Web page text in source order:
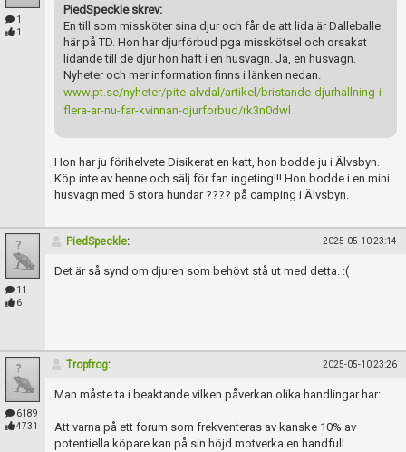
1
1
PiedSpeckle skrev:
En till som missköter sina djur och får de att lida är Dalleballe
här på TD. Hon har djurförbud pga misskötsel och orsakat
lidande till de djur hon haft i en husvagn. Ja, en husvagn.
Nyheter och mer information finns i länken nedan.
www.pt.se/nyheter/pite-alvdal/artikel/bristande-djurhallning-i-
flera-ar-nu-far-kvinnan-djurforbud/rk3n0dwl
Hon har ju förihelvete Disikerat en katt, hon bodde ju i Älvsbyn.
Köp inte av henne och sälj för fan ingeting!!! Hon bodde i en mini
husvagn med 5 stora hundar ???? på camping i Älvsbyn.
11
6
PiedSpeckle: 2025-05-10 23:14
Det är så synd om djuren som behövt stå ut med detta. :(
6189
4731
Tropfrog: 2025-05-10 23:26
Man måste ta i beaktande vilken påverkan olika handlingar har:
Att varna på ett forum som frekventeras av kanske 10% av
potentiella köpare kan på sin höjd motverka en handfull